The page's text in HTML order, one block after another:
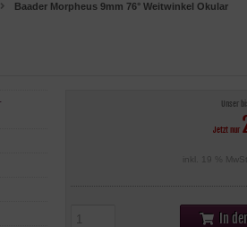
Baader Morpheus 9mm 76° Weitwinkel Okular
Unser
Jetzt nur
inkl. 19 %
In